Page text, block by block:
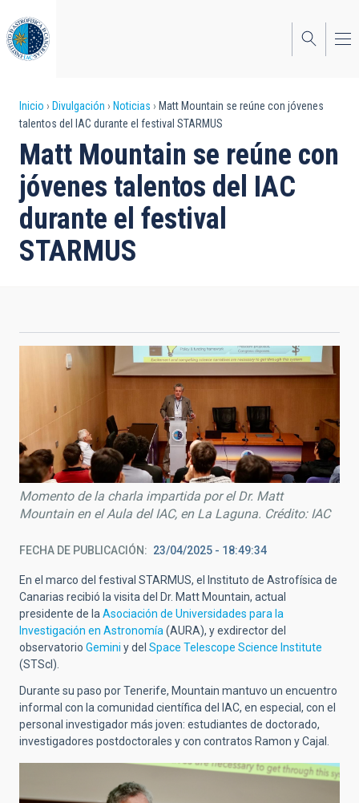
al
contenido
principal
Sobrescribir
enlaces
de
ayuda
a
la
Inicio Divulgación Noticias
Matt Mountain se reúne con jóvenes
talentos del IAC durante el festival STARMUS
Matt Mountain se reúne con
jóvenes talentos del IAC
durante el festival
STARMUS
Momento de la charla impartida por el Dr. Matt
Mountain en el Aula del IAC, en La Laguna. Crédito: IAC
FECHA DE PUBLICACIÓN 23/04/2025 - 18:49:34
En el marco del festival STARMUS, el Instituto de Astrofísica de
Canarias recibió la visita del Dr. Matt Mountain, actual
presidente de laAsociación de Universidades para la
Investigación en Astronomía(AURA), y exdirector del
observatorio Gemini y del Space Telescope Science Institute
(STScl).
Durante su paso por Tenerife, Mountain mantuvo un encuentro
informal con la comunidad científica del IAC, en especial, con el
personal investigador más joven: estudiantes de doctorado,
investigadores postdoctorales y con contratos Ramon y Cajal.